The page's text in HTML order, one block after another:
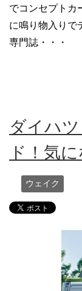
でコンセプトカ
に鳴り物入りで
専門誌・・・
ダイハ
ド！気
ウェイク